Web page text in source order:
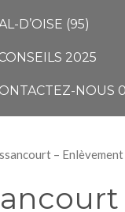
D’OISE (95)
2025
NOUS
–